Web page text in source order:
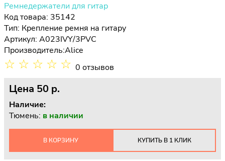
Ремнедержатели для гитар
Код товара: 35142
Тип: Крепление ремня на гитару
Артикул: A023IVY/3PVC
Производитель:Alice
☆ ☆ ☆ ☆ ☆ 0 отзывов
Цена 50 p.
Наличие:
Тюмень: в наличии
В КОРЗИНУ КУПИТЬ В 1 КЛИК